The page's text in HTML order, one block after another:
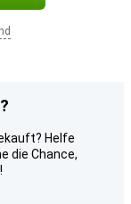
Helfe
die Chance,